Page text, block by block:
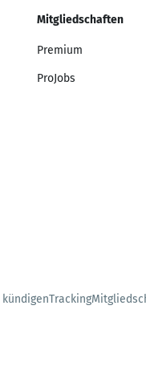
Mitgliedschaften
Premium
ProJobs
Tracking